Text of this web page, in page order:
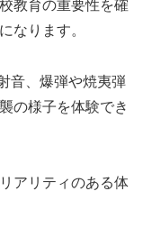
教育の重要性を確
なります。
音、爆弾や焼夷弾
の様子を体験でき
アリティのある体